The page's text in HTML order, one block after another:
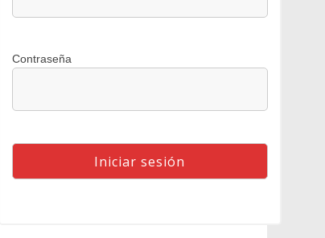
Contraseña